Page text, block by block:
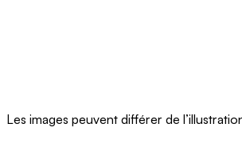
Les images peuvent différer de